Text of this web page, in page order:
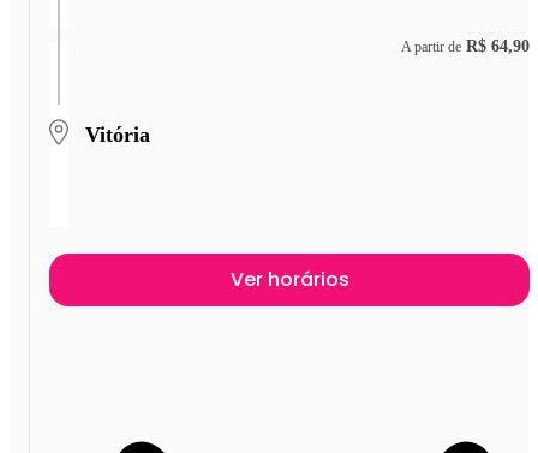
Vitória
A partir de R$ 64,90
Ver horários